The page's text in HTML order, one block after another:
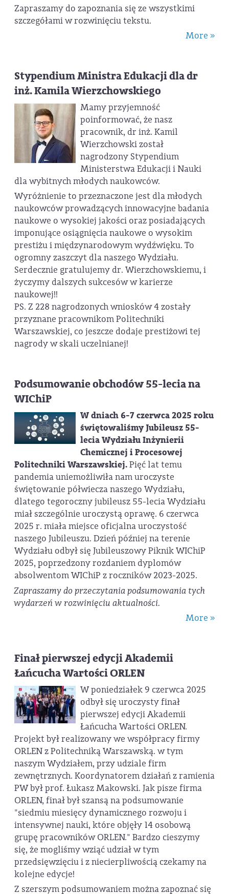
Zapraszamy do zapoznania się ze wszystkimi
szczegółami w rozwinięciu tekstu.
More »
Stypendium Ministra Edukacji dla dr
inż. Kamila Wierzchowskiego
Mamy przyjemność
poinformować, że nasz
pracownik, dr inż. Kamil
Wierzchowski został
nagrodzony Stypendium
Ministerstwa Edukacji i Nauki
dla wybitnych młodych naukowców.
Wyróżnienie to przeznaczone jest dla młodych
naukowców prowadzących innowacyjne badania
naukowe o wysokiej jakości oraz posiadających
imponujące osiągnięcia naukowe o wysokim
prestiżu i międzynarodowym wydźwięku. To
ogromny zaszczyt dla naszego Wydziału.
Serdecznie gratulujemy dr. Wierzchowskiemu, i
życzymy dalszych sukcesów w karierze
naukowej!!
PS. Z 228 nagrodzonych wniosków 4 zostały
przyznane pracownikom Politechniki
Warszawskiej, co jeszcze dodaje prestiżowi tej
nagrody w skali uczelnianej!
Podsumowanie obchodów 55-lecia na
WIChiP
W dniach 6-7 czerwca 2025 roku
świętowaliśmy Jubileusz 55-
lecia Wydziału Inżynierii
Chemicznej i Procesowej
Politechniki Warszawskiej.Pięć lat temu
pandemia uniemożliwiła nam uroczyste
świętowanie półwiecza naszego Wydziału,
dlatego tegoroczny jubileusz 55-lecia Wydziału
miał szczególnie uroczystą oprawę. 6 czerwca
2025 r. miała miejsce oficjalna uroczystość
naszego Jubileuszu. Dzień później na terenie
Wydziału odbył się Jubileuszowy Piknik WIChiP
2025, poprzedzony rozdaniem dyplomów
absolwentom WIChiP z roczników 2023-2025.
Zapraszamy do przeczytania podsumowania tych
wydarzeń w rozwinięciu aktualności.
More »
Finał pierwszej edycji Akademii
Łańcucha Wartości ORLEN
W poniedziałek 9 czerwca 2025
odbył się uroczysty finał
pierwszej edycji Akademii
Łańcucha Wartości ORLEN.
Projekt był realizowany we współpracy firmy
ORLEN z Politechniką Warszawską. w tym
naszym Wydziałem, przy udziale firm
zewnętrznych. Koordynatorem działań z ramienia
PW był prof. Łukasz Makowski. Jak pisze firma
ORLEN, finał był szansą na podsumowanie
"siedmiu miesięcy dynamicznego rozwoju i
intensywnej nauki, które objęły 14 osobową
grupę pracowników ORLEN." Bardzo cieszymy
się, że mogliśmy wziąć udział w tym
przedsięwzięciu i z niecierpliwością czekamy na
kolejne edycje!
Z szerszym podsumowaniem można zapoznać się